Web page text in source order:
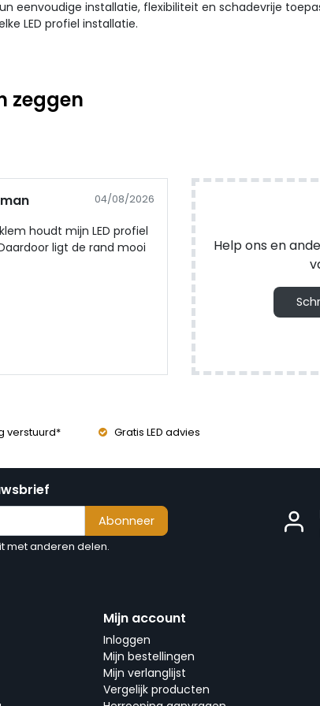
eenvoudige installatie, flexibiliteit en schadevrije
LED profiel installatie.
zeggen
04/08/2026
houdt mijn LED profiel
ligt de rand mooi
Help ons en
verstuurd* Gratis LED advies
Abonneer
met anderen delen.
Mijn account
Inloggen
Mijn bestellingen
Mijn verlanglijst
Vergelijk producten